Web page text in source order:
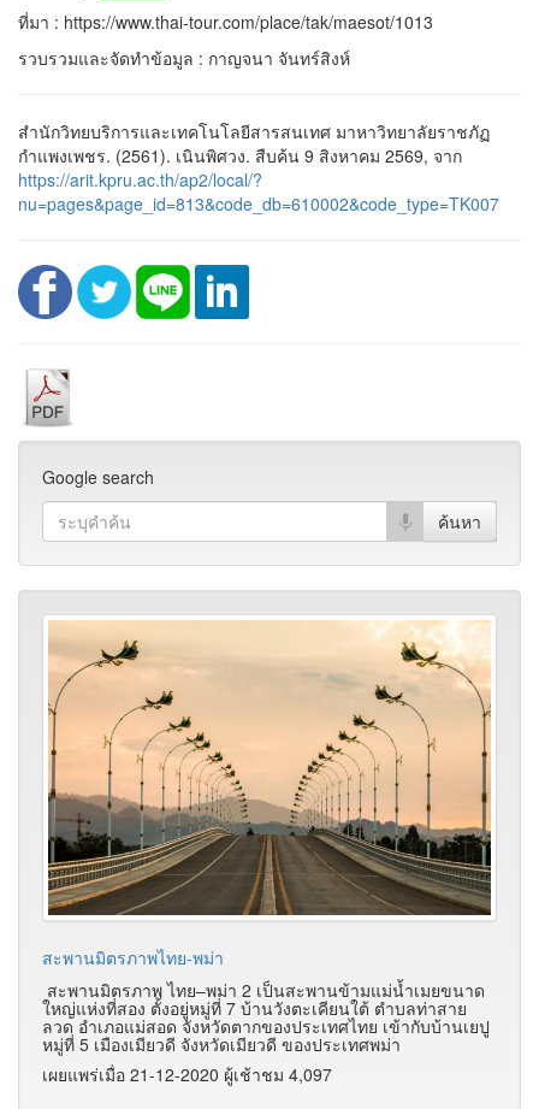
ที่มา : https://www.thai-tour.com/place/tak/maesot/1013
รวบรวมและจัดทำข้อมูล : กาญจนา จันทร์สิงห์
สำนักวิทยบริการและเทคโนโลยีสารสนเทศ มาหาวิทยาลัยราชภัฏ
กำแพงเพชร. (2561). เนินพิศวง. สืบค้น 9 สิงหาคม 2569, จาก
https://arit.kpru.ac.th/ap2/local/?
nu=pages&page_id=813&code_db=610002&code_type=TK007
Google search
สะพานมิตรภาพไทย-พม่า
สะพานมิตรภาพ ไทย–พม่า 2 เป็นสะพานข้ามแม่น้ำเมยขนาด
ใหญ่แห่งที่สอง ตั้งอยู่หมู่ที่ 7 บ้านวังตะเคียนใต้ ตำบลท่าสาย
ลวด อำเภอแม่สอด จังหวัดตากของประเทศไทย เข้ากับบ้านเยปู
หมู่ที่ 5 เมืองเมียวดี จังหวัดเมียวดี ของประเทศพม่า
เผยแพร่เมื่อ 21-12-2020 ผู้เช้าชม 4,097